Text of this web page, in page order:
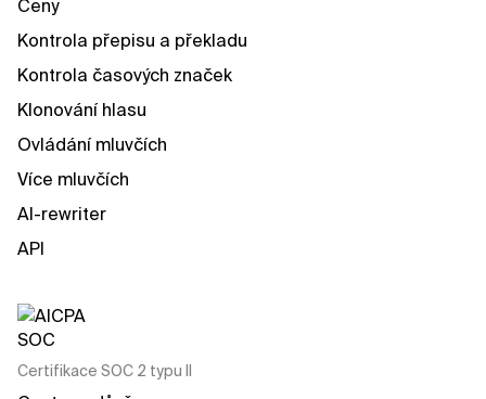
Ceny
Kontrola přepisu a překladu
Kontrola časových značek
Klonování hlasu
Ovládání mluvčích
Více mluvčích
AI-rewriter
API
Certifikace SOC 2 typu II